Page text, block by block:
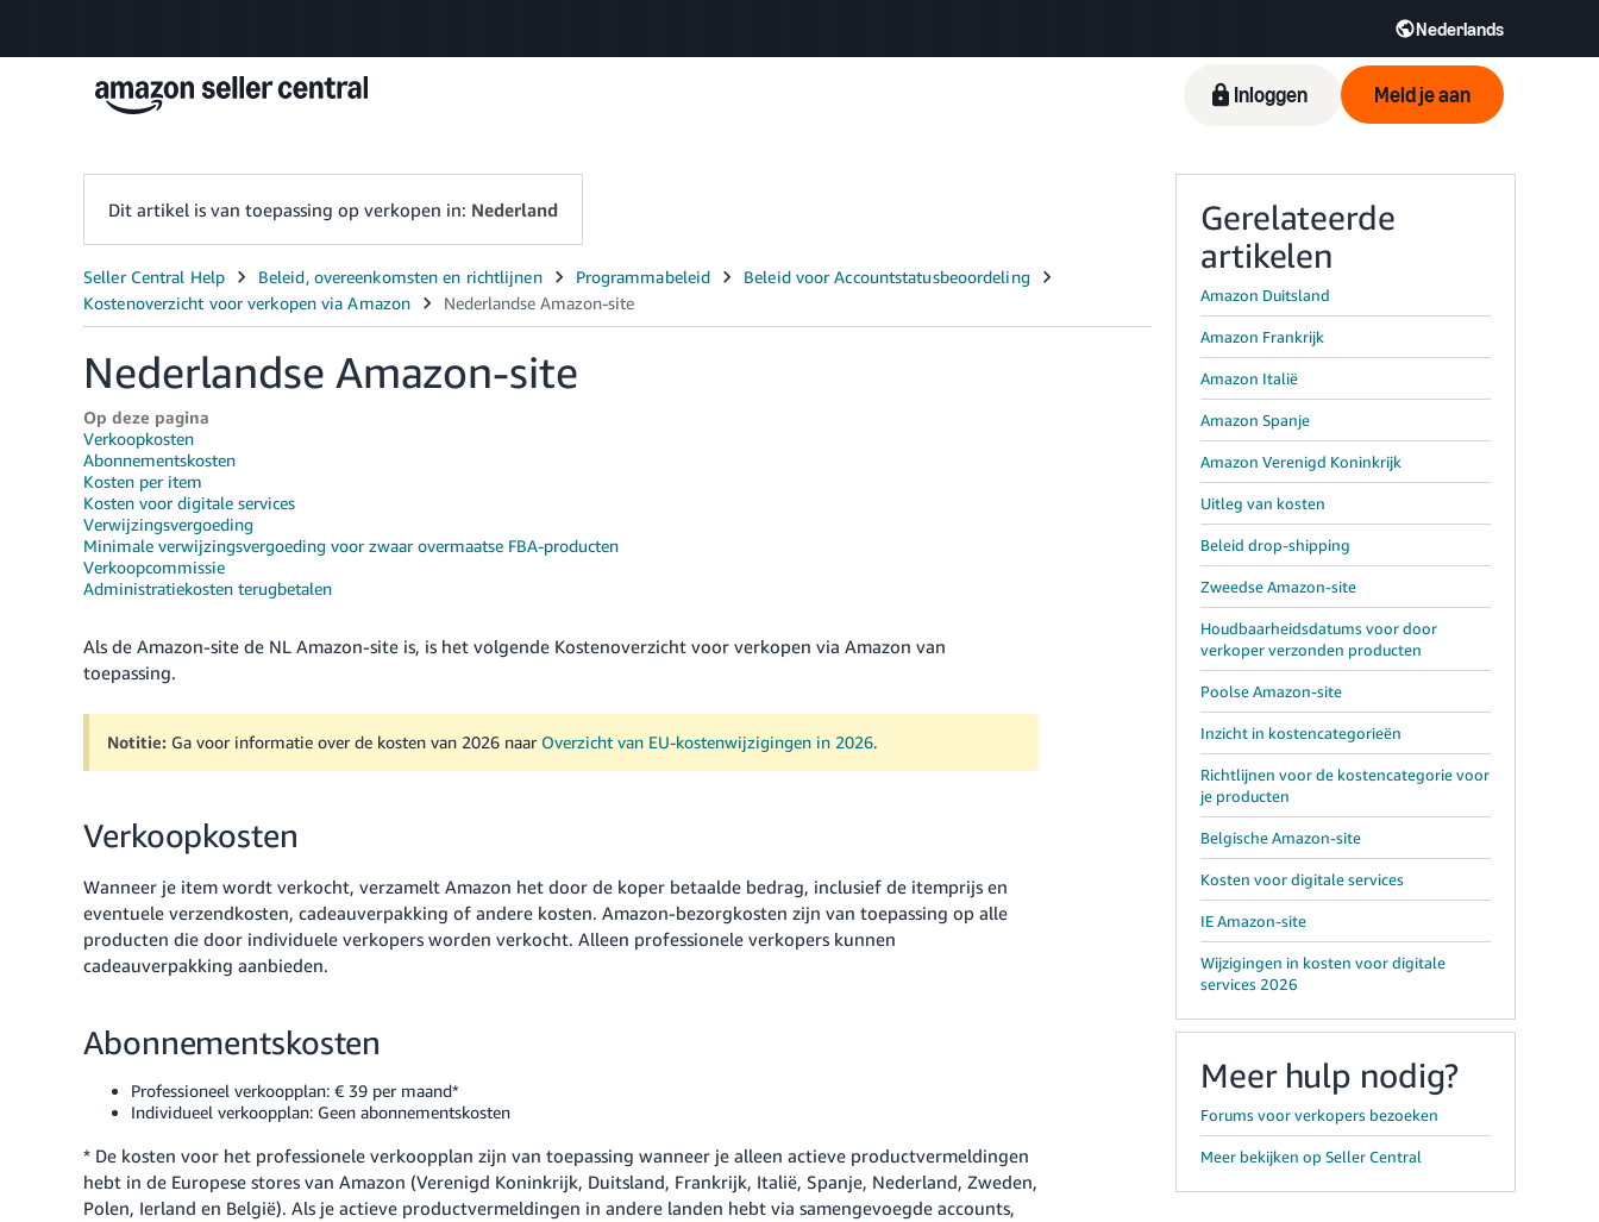
Nederlands
Select your preferred language
Inloggen Meld je aan
Dit artikel is van toepassing op verkopen in: Nederland
Nederlandse Amazon-site
Op deze pagina
Verkoopkosten
Abonnementskosten
Kosten per item
Kosten voor digitale services
Verwijzingsvergoeding
Minimale verwijzingsvergoeding voor zwaar overmaatse FBA-producten
Verkoopcommissie
Administratiekosten terugbetalen
Als de Amazon-site de NL Amazon-site is, is het volgende Kostenoverzicht voor verkopen via Amazon van
toepassing.
Notitie: Ga voor informatie over de kosten van 2026 naar Overzicht van EU-kostenwijzigingen in 2026.
Verkoopkosten
Wanneer je item wordt verkocht, verzamelt Amazon het door de koper betaalde bedrag, inclusief de itemprijs en
eventuele verzendkosten, cadeauverpakking of andere kosten. Amazon-bezorgkosten zijn van toepassing op alle
producten die door individuele verkopers worden verkocht. Alleen professionele verkopers kunnen
cadeauverpakking aanbieden.
Abonnementskosten
Professioneel verkoopplan: € 39 per maand*
Individueel verkoopplan: Geen abonnementskosten
* De kosten voor het professionele verkoopplan zijn van toepassing wanneer je alleen actieve productvermeldingen
hebt in de Europese stores van Amazon (Verenigd Koninkrijk, Duitsland, Frankrijk, Italië, Spanje, Nederland, Zweden,
Polen, Ierland en België). Als je actieve productvermeldingen in andere landen hebt via samengevoegde accounts,
Gerelateerde
artikelen
Amazon Duitsland
Amazon Frankrijk
Amazon Italië
Amazon Spanje
Amazon Verenigd Koninkrijk
Uitleg van kosten
Beleid drop-shipping
Zweedse Amazon-site
Houdbaarheidsdatums voor door
verkoper verzonden producten
Poolse Amazon-site
Inzicht in kostencategorieën
Richtlijnen voor de kostencategorie voor
je producten
Belgische Amazon-site
Kosten voor digitale services
IE Amazon-site
Wijzigingen in kosten voor digitale
services 2026
Meer hulp nodig?
Forums voor verkopers bezoeken
Meer bekijken op Seller Central